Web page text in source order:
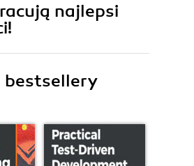
najlepsi
bestsellery